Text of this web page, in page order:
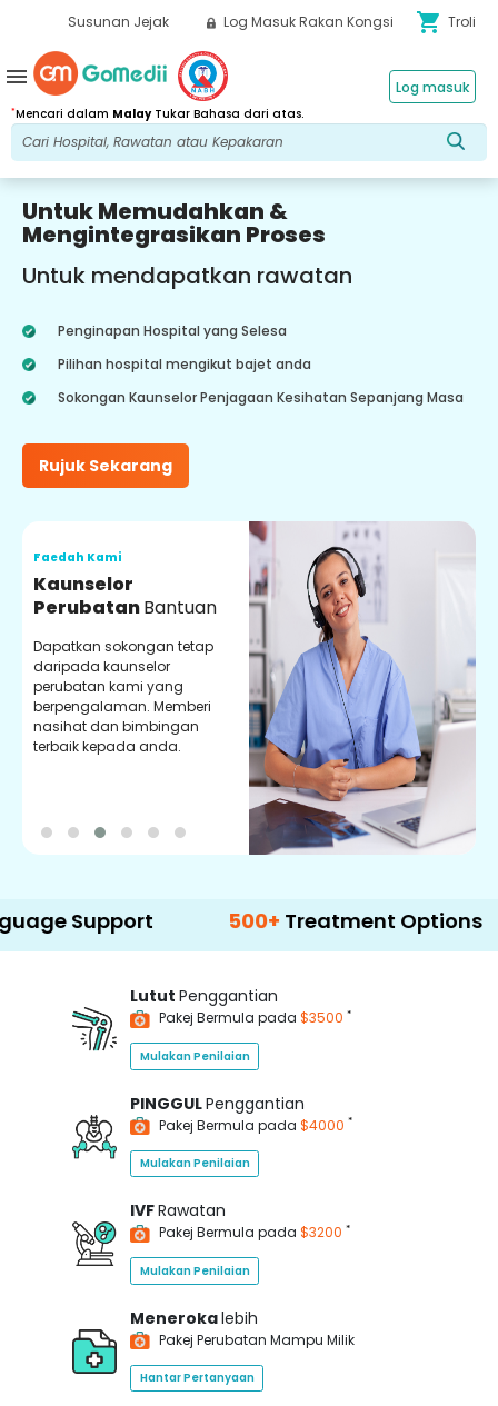
Susunan Jejak Log Masuk Rakan Kongsi shopping_cart Troli
*Mencari dalam MalayTukar Bahasa dari atas.
Log masuk
menu
Untuk Memudahkan &
Mengintegrasikan Proses
Untuk mendapatkan rawatan
Penginapan Hospital yang Selesa
Pilihan hospital mengikut bajet anda
Sokongan Kaunselor Penjagaan Kesihatan Sepanjang Masa
Rujuk Sekarang
Faedah Kami
Kaunselor
PerubatanBantuan
Dapatkan sokongan tetap
daripada kaunselor
perubatan kami yang
berpengalaman. Memberi
nasihat dan bimbingan
terbaik kepada anda.
500+ Treatment Options
Lutut Penggantian
Pakej Bermula pada $3500 *
Mulakan Penilaian
PINGGULPenggantian
Pakej Bermula pada $4000 *
Mulakan Penilaian
IVFRawatan
Pakej Bermula pada $3200 *
Mulakan Penilaian
Menerokalebih
Pakej Perubatan Mampu Milik
Hantar Pertanyaan